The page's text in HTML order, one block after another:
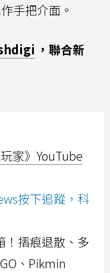
手把介面。
，聯合新
家》YouTube
按下追蹤，科
！摺痕退散、多
、Pikmin